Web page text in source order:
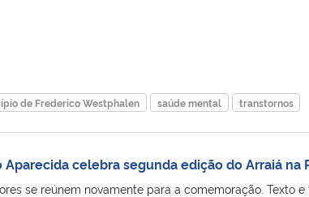
de Frederico Westphalen saúde mental transtornos
Aparecida celebra segunda edição do Arraiá na
se reúnem novamente para a comemoração. Texto